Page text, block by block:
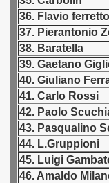
36. Flavio ferretto
37. Pierantonio
38. Baratella
39. Gaetano
40. Giuliano
41. Carlo Rossi
42. Paolo
43. Pasqualino
44. L.Gruppioni
45. Luigi
46. Amaldo
Zealand
Qualification) -
- 1978
Qualifications) -
- 1978
- 1978